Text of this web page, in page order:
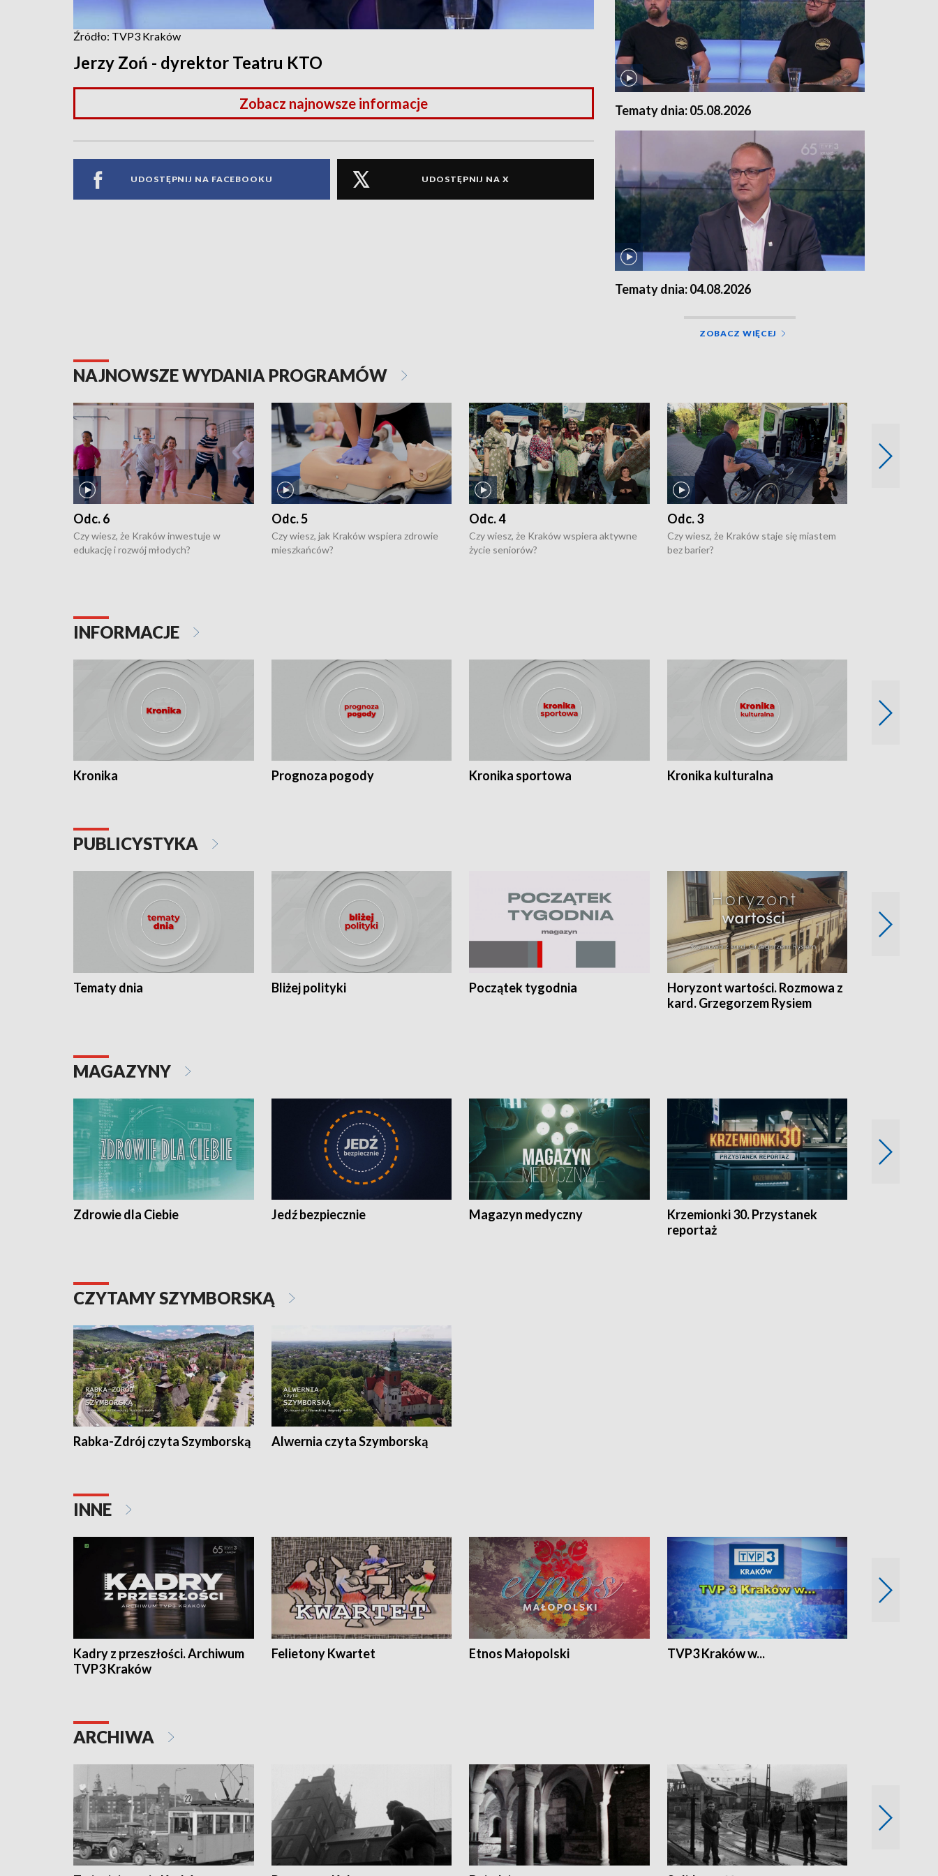
Źródło: TVP3 Kraków
Jerzy Zoń - dyrektor Teatru KTO
Zobacz najnowsze informacje
UDOSTĘPNIJ NA FACEBOOKU UDOSTĘPNIJ NA X
Tematy dnia: 05.08.2026
Tematy dnia: 04.08.2026
ZOBACZ WIĘCEJ
NAJNOWSZE WYDANIA PROGRAMÓW
Odc. 6
Czy wiesz, że Kraków inwestuje w
edukację i rozwój młodych?
Odc. 5
Czy wiesz, jak Kraków wspiera zdrowie
mieszkańców?
Odc. 4
Czy wiesz, że Kraków wspiera aktywne
życie seniorów?
Odc. 3
Czy wiesz, że Kraków staje się miastem
bez barier?
INFORMACJE
Kronika Prognoza pogody Kronika sportowa Kronika kulturalna
PUBLICYSTYKA
Tematy dnia Bliżej polityki Początek tygodnia
Horyzont wartości. Rozmowa z
kard. Grzegorzem Rysiem
MAGAZYNY
Zdrowie dla Ciebie Jedź bezpiecznie Magazyn medyczny
Krzemionki 30. Przystanek
reportaż
CZYTAMY SZYMBORSKĄ
Rabka-Zdrój czyta Szymborską Alwernia czyta Szymborską
INNE
Kadry z przeszłości. Archiwum
TVP3 Kraków
Felietony Kwartet Etnos Małopolski TVP3 Kraków w...
ARCHIWA